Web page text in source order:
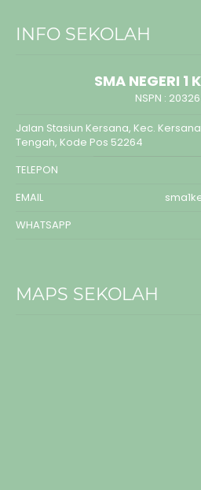
INFO SEKOLAH
SMA NEGERI 1
NSPN :
Jalan Stasiun Kersana, Kec.
Tengah, Kode Pos 52264
TELEPON
EMAIL
WHATSAPP
MAPS SEKOLAH